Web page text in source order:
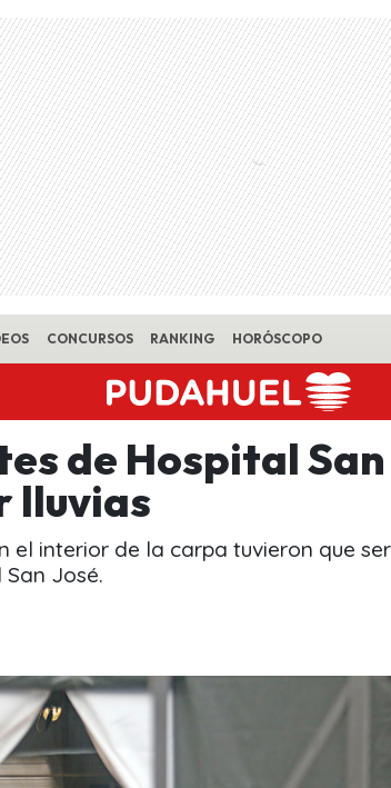
CONCURSOS RANKING HORÓSCOPO
de Hospital San
lluvias
el interior de la carpa tuvieron que ser
José.